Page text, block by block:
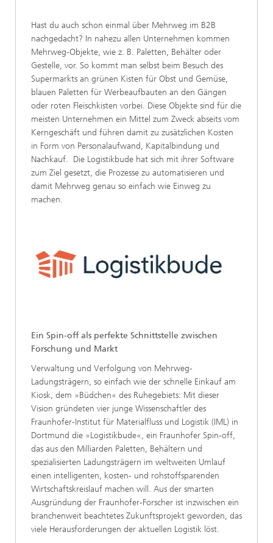
Hast du auch schon einmal über Mehrweg im B2B
nachgedacht? In nahezu allen Unternehmen kommen
Mehrweg-Objekte, wie z. B. Paletten, Behälter oder
Gestelle, vor. So kommt man selbst beim Besuch des
Supermarkts an grünen Kisten für Obst und Gemüse,
blauen Paletten für Werbeaufbauten an den Gängen
oder roten Fleischkisten vorbei. Diese Objekte sind für die
meisten Unternehmen ein Mittel zum Zweck abseits vom
Kerngeschäft und führen damit zu zusätzlichen Kosten
in Form von Personalaufwand, Kapitalbindung und
Nachkauf. Die Logistikbude hat sich mit ihrer Software
zum Ziel gesetzt, die Prozesse zu automatisieren und
damit Mehrweg genau so einfach wie Einweg zu
machen.
Ein Spin-off als perfekte Schnittstelle zwischen
Forschung und Markt
Verwaltung und Verfolgung von Mehrweg-
Ladungsträgern, so einfach wie der schnelle Einkauf am
Kiosk, dem »Büdchen« des Ruhegebiets: Mit dieser
Vision gründeten vier junge Wissenschaftler des
Fraunhofer-Institut für Materialfluss und Logistik (IML) in
Dortmund die »Logistikbude«, ein Fraunhofer Spin-off,
das aus den Milliarden Paletten, Behältern und
spezialisierten Ladungsträgern im weltweiten Umlauf
einen intelligenten, kosten- und rohstoffsparenden
Wirtschaftskreislauf machen will. Aus der smarten
Ausgründung der Fraunhofer-Forscher ist inzwischen ein
branchenweit beachtetes Zukunftsprojekt geworden, das
viele Herausforderungen der aktuellen Logistik löst.